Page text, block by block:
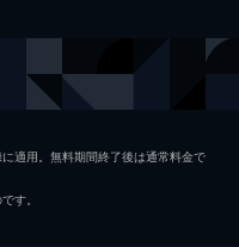
を誘
適用。無料期間終了後は通常料金で
す。